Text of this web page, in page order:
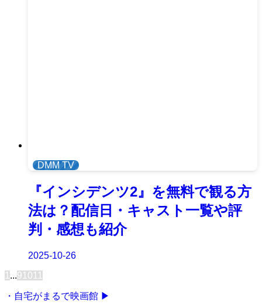
DMM TV
『インシデンツ2』を無料で観る方
法は？配信日・キャスト一覧や評
判・感想も紹介
2025-10-26
1 ...91011
・自宅がまるで映画館 ▶